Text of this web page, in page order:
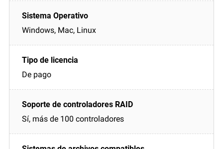
Windows, Mac, Linux
De pago
Sí, más de 100 controladores